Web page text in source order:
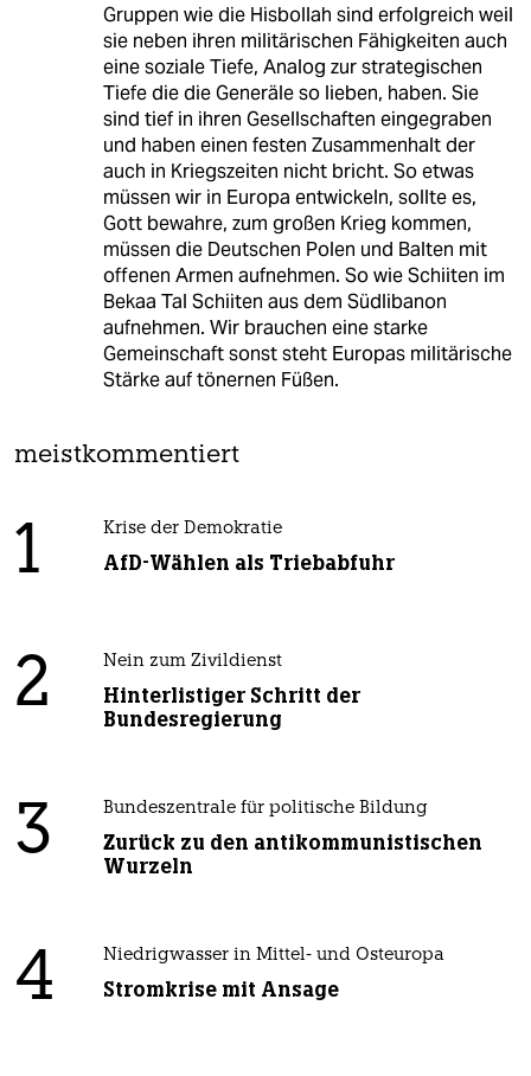
Gruppen wie die Hisbollah sind erfolgreich weil
sie neben ihren militärischen Fähigkeiten auch
eine soziale Tiefe, Analog zur strategischen
Tiefe die die Generäle so lieben, haben. Sie
sind tief in ihren Gesellschaften eingegraben
und haben einen festen Zusammenhalt der
auch in Kriegszeiten nicht bricht. So etwas
müssen wir in Europa entwickeln, sollte es,
Gott bewahre, zum großen Krieg kommen,
müssen die Deutschen Polen und Balten mit
offenen Armen aufnehmen. So wie Schiiten im
Bekaa Tal Schiiten aus dem Südlibanon
aufnehmen. Wir brauchen eine starke
Gemeinschaft sonst steht Europas militärische
Stärke auf tönernen Füßen.
meistkommentiert
1 Krise der Demokratie
AfD-Wählen als Triebabfuhr
2 Nein zum Zivildienst
Hinterlistiger Schritt der
Bundesregierung
3 Bundeszentrale für politische Bildung
Zurück zu den antikommunistischen
Wurzeln
4 Niedrigwasser in Mittel- und Osteuropa
Stromkrise mit Ansage